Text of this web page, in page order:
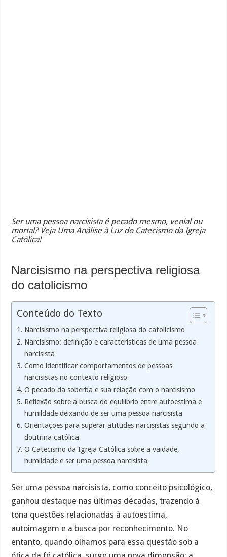
Ser uma pessoa narcisista é pecado mesmo, venial ou
mortal? Veja Uma Análise à Luz do Catecismo da Igreja
Católica!
Narcisismo na perspectiva religiosa
do catolicismo
Conteúdo do Texto
Narcisismo na perspectiva religiosa do catolicismo
Narcisismo: definição e características de uma pessoa
narcisista
Como identificar comportamentos de pessoas
narcisistas no contexto religioso
O pecado da soberba e sua relação com o narcisismo
Reflexão sobre a busca do equilíbrio entre autoestima e
humildade deixando de ser uma pessoa narcisista
Orientações para superar atitudes narcisistas segundo a
doutrina católica
O Catecismo da Igreja Católica sobre a vaidade,
humildade e ser uma pessoa narcisista
Ser uma pessoa narcisista, como conceito psicológico,
ganhou destaque nas últimas décadas, trazendo à
tona questões relacionadas à autoestima,
autoimagem e a busca por reconhecimento. No
entanto, quando olhamos para essa questão sob a